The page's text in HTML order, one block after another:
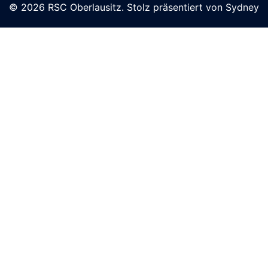
© 2026 RSC Oberlausitz. Stolz präsentiert von Sydney